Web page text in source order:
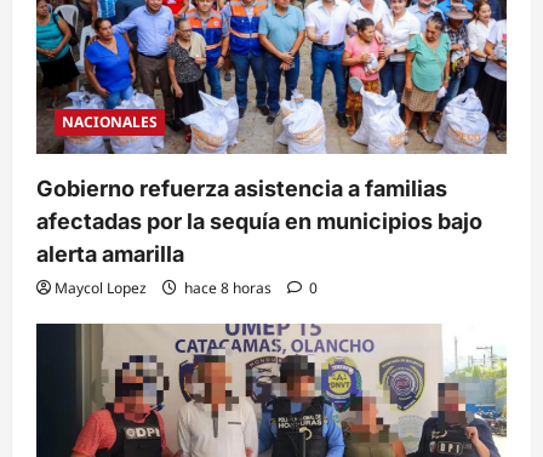
NACIONALES
Gobierno refuerza asistencia a familias
afectadas por la sequía en municipios bajo
alerta amarilla
Maycol Lopez hace 8 horas 0